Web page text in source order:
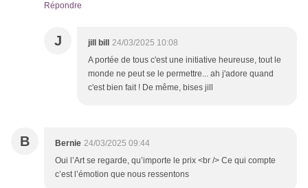
Répondre
J jill bill
24/03/2025 10:08
A portée de tous c'est une initiative heureuse, tout le
monde ne peut se le permettre... ah j'adore quand
c'est bien fait ! De même, bises jill
B Bernie 24/03/2025 09:44
Oui l’Art se regarde, qu’importe le prix <br /> Ce qui compte
c’est l’émotion que nous ressentons